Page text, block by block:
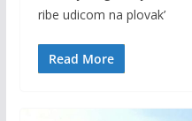
b
o
o
er l
ribe udicom na plovak’
Read More